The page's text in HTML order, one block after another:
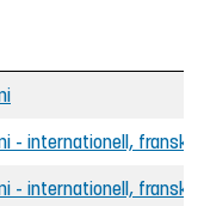
- internationell, franska
- internationell,